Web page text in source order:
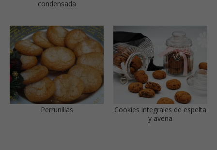
condensada
Perrunillas
Cookies integrales de espelta
y avena